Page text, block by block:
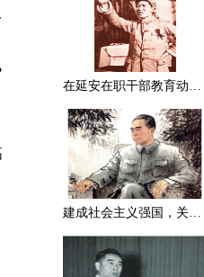
在延安在职干部教育动员大会上的讲话（节选）
建成社会主义强国，关键在于实现科学技术现代化